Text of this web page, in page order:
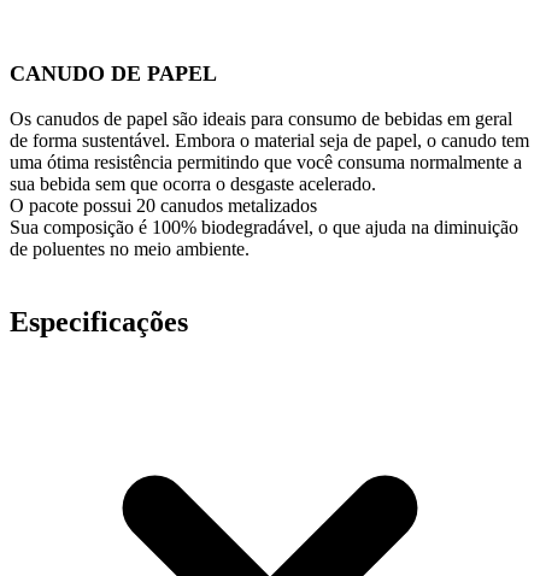
CANUDO DE PAPEL
Os canudos de papel são ideais para consumo de bebidas em geral
de forma sustentável. Embora o material seja de papel, o canudo tem
uma ótima resistência permitindo que você consuma normalmente a
sua bebida sem que ocorra o desgaste acelerado.
O pacote possui 20 canudos metalizados
Sua composição é 100% biodegradável, o que ajuda na diminuição
de poluentes no meio ambiente.
Especificações